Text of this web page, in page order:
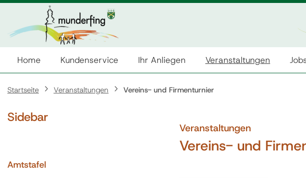
Home Kundenservice Ihr Anliegen Veranstaltungen
Startseite Veranstaltungen Vereins- und Firmenturnier
Veranstaltungen
Vereins- und
Sidebar
Amtstafel